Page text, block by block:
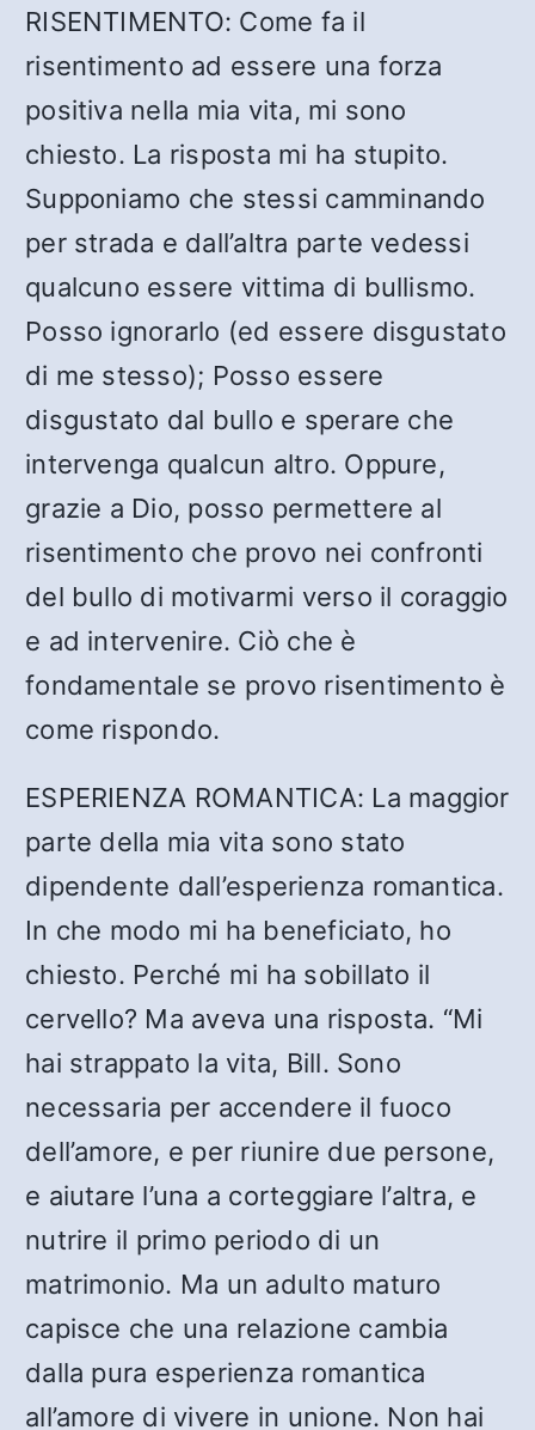
RISENTIMENTO: Come fa il
risentimento ad essere una forza
positiva nella mia vita, mi sono
chiesto. La risposta mi ha stupito.
Supponiamo che stessi camminando
per strada e dall’altra parte vedessi
qualcuno essere vittima di bullismo.
Posso ignorarlo (ed essere disgustato
di me stesso); Posso essere
disgustato dal bullo e sperare che
intervenga qualcun altro. Oppure,
grazie a Dio, posso permettere al
risentimento che provo nei confronti
del bullo di motivarmi verso il coraggio
e ad intervenire. Ciò che è
fondamentale se provo risentimento è
come rispondo.
ESPERIENZA ROMANTICA: La maggior
parte della mia vita sono stato
dipendente dall’esperienza romantica.
In che modo mi ha beneficiato, ho
chiesto. Perché mi ha sobillato il
cervello? Ma aveva una risposta. “Mi
hai strappato la vita, Bill. Sono
necessaria per accendere il fuoco
dell’amore, e per riunire due persone,
e aiutare l’una a corteggiare l’altra, e
nutrire il primo periodo di un
matrimonio. Ma un adulto maturo
capisce che una relazione cambia
dalla pura esperienza romantica
all’amore di vivere in unione. Non hai